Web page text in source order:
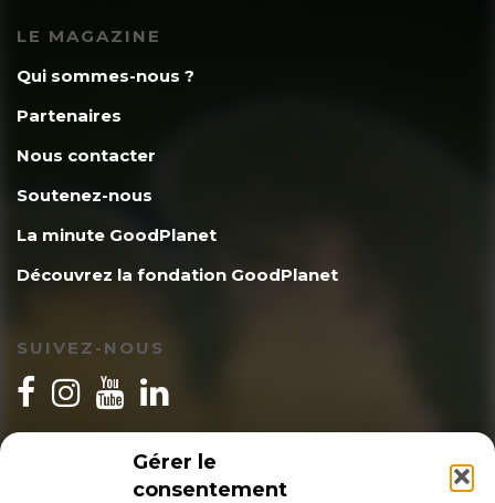
Gérer le
consentement
LE MAGAZINE
Qui sommes-nous ?
Partenaires
Nous contacter
Soutenez-nous
La minute GoodPlanet
Découvrez la fondation GoodPlanet
SUIVEZ-NOUS
INSCRIPTION NEWSLETTER